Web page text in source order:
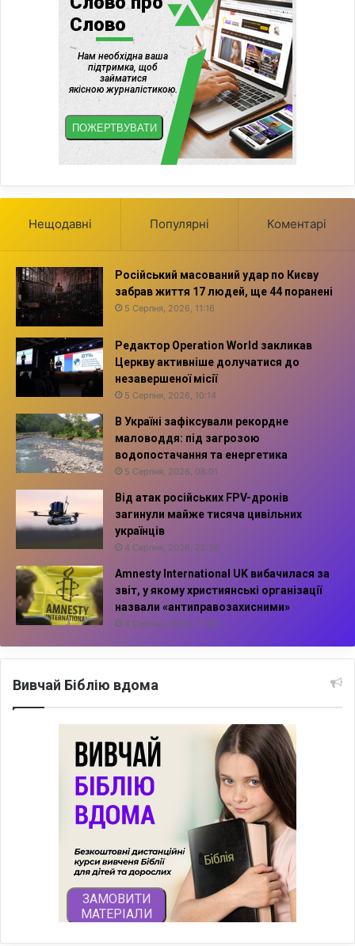
Нещодавні Популярні Коментарі
Російський масований удар по Києву
забрав життя 17 людей, ще 44 поранені
5 Серпня, 2026, 11:16
Редактор Operation World закликав
Церкву активніше долучатися до
незавершеної місії
5 Серпня, 2026, 10:14
В Україні зафіксували рекордне
маловоддя: під загрозою
водопостачання та енергетика
5 Серпня, 2026, 08:01
Від атак російських FPV-дронів
загинули майже тисяча цивільних
українців
4 Серпня, 2026, 22:30
Amnesty International UK вибачилася за
звіт, у якому християнські організації
назвали «антиправозахисними»
4 Серпня, 2026, 21:38
Вивчай Біблію вдома